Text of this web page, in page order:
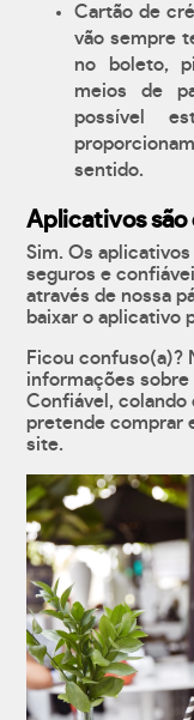
Cartão de
vão sempre
no boleto,
meios de
possível
sentido.
Aplicativos
Sim. Os
seguros e
através de nossa
baixar o aplicativo
Ficou confuso(a)?
informações sobre
Confiável, colando
pretende comprar
site.